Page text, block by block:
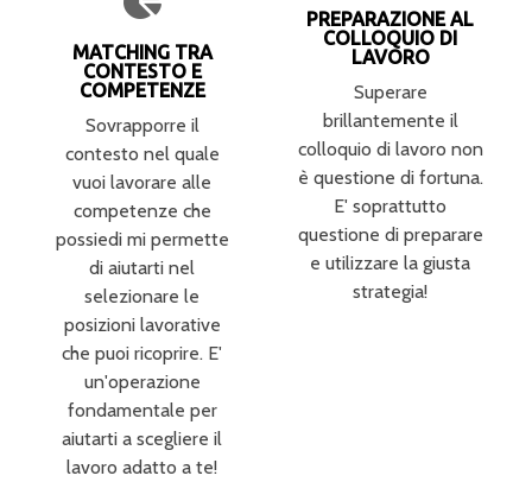
MATCHING TRA
CONTESTO E
COMPETENZE
Sovrapporre il
contesto nel quale
vuoi lavorare alle
competenze che
possiedi mi permette
di aiutarti nel
selezionare le
posizioni lavorative
che puoi ricoprire. E'
un'operazione
fondamentale per
aiutarti a scegliere il
lavoro adatto a te!
PREPARAZIONE AL
COLLOQUIO DI
LAVORO
Superare
brillantemente il
colloquio di lavoro non
è questione di fortuna.
E' soprattutto
questione di preparare
e utilizzare la giusta
strategia!